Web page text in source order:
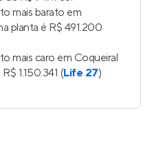
mais barato em
planta é R$ 491.200
mais caro em Coqueiral
1.150.341 (Life 27)